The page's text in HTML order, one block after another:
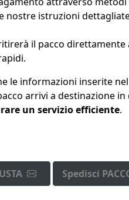
nostre istruzioni
il pacco
le informazioni inserite
arrivi a destinazione
un servizio efficiente.
Spedisci